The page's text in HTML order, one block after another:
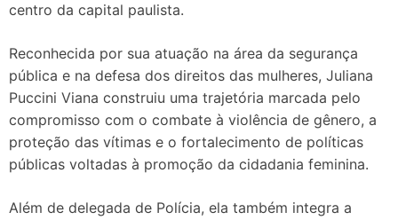
centro da capital paulista.
Reconhecida por sua atuação na área da segurança
pública e na defesa dos direitos das mulheres, Juliana
Puccini Viana construiu uma trajetória marcada pelo
compromisso com o combate à violência de gênero, a
proteção das vítimas e o fortalecimento de políticas
públicas voltadas à promoção da cidadania feminina.
Além de delegada de Polícia, ela também integra a